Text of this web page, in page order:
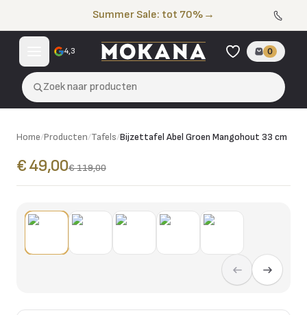
Summer Sale: tot 70% →
4,3 0
Zoek naar producten
Home/Producten/Tafels/Bijzettafel Abel Groen Mangohout 33 cm
€ 49,00€ 119,00